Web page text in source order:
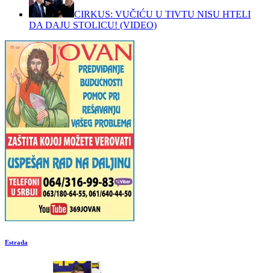
CIRKUS: VUČIĆU U TIVTU NISU HTELI
DA DAJU STOLICU! (VIDEO)
Estrada